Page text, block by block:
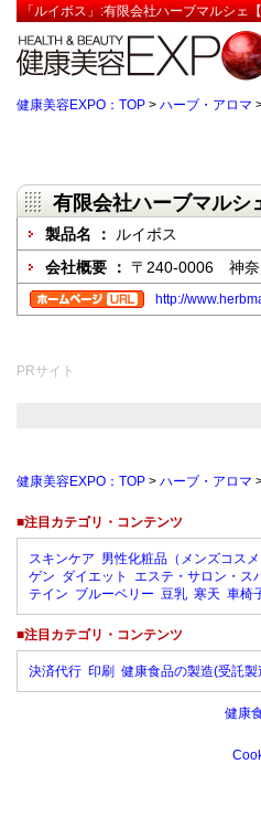
「ルイボス」:有限会社ハーブマルシェ
健康美容EXPO：TOP > ハーブ・アロマ
有限会社ハーブマルシ
製品名 ：
ルイボス
会社概要 ： 〒240-0006 神奈
http://
PRサイト
健康美容EXPO：TOP > ハーブ・アロマ
■注目カテゴリ・コンテンツ
スキンケア 男性化粧品（メンズコスメ
ゲン ダイエット エステ・サロン・ス
テイン ブルーベリー 豆乳 寒天 車椅
■注目カテゴリ・コンテンツ
決済代行 印刷 健康食品の製造(受託製
健康